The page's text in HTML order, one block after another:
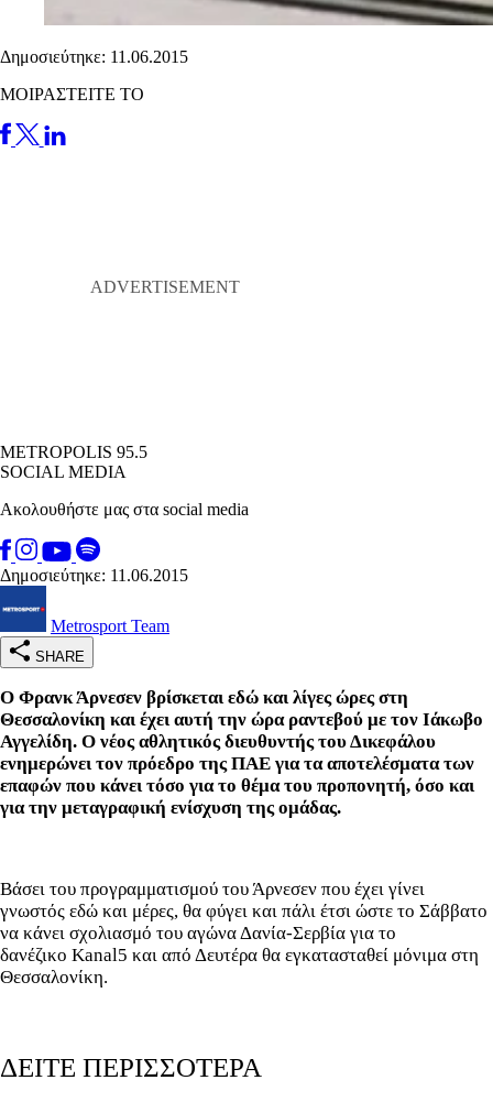
Δημοσιεύτηκε: 11.06.2015
ΜΟΙΡΑΣΤΕΙΤΕ ΤΟ
METROPOLIS 95.5
SOCIAL MEDIA
Ακολουθήστε μας στα social media
Δημοσιεύτηκε: 11.06.2015
Metrosport Team
SHARE
Ο Φρανκ Άρνεσεν βρίσκεται εδώ και λίγες ώρες στη
Θεσσαλονίκη και έχει αυτή την ώρα ραντεβού με τον Ιάκωβο
Αγγελίδη. Ο νέος αθλητικός διευθυντής του Δικεφάλου
ενημερώνει τον πρόεδρο της ΠΑΕ για τα αποτελέσματα των
επαφών που κάνει τόσο για το θέμα του προπονητή, όσο και
για την μεταγραφική ενίσχυση της ομάδας.
Βάσει του προγραμματισμού του Άρνεσεν που έχει γίνει
γνωστός εδώ και μέρες, θα φύγει και πάλι έτσι ώστε το Σάββατο
να κάνει σχολιασμό του αγώνα Δανία-Σερβία για το
δανέζικο Kanal5 και από Δευτέρα θα εγκατασταθεί μόνιμα στη
Θεσσαλονίκη.
ΔΕΙΤΕ ΠΕΡΙΣΣΟΤΕΡΑ